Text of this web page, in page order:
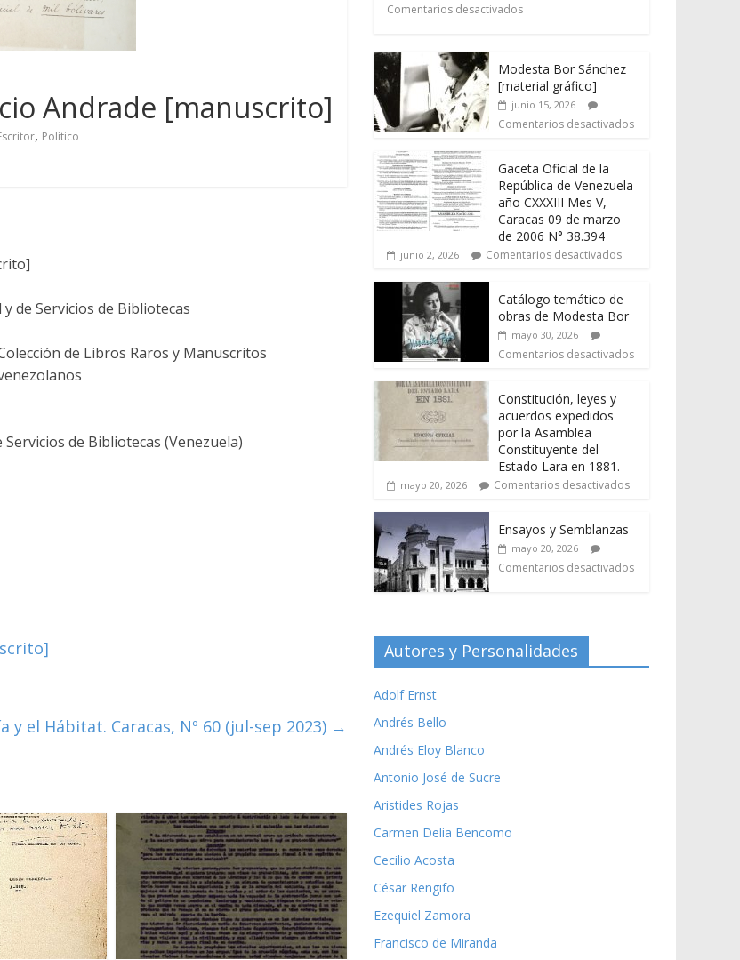
Andrade [manuscrito]
, Político
de Servicios de Bibliotecas
de Libros Raros y Manuscritos
de Bibliotecas (Venezuela)
el Hábitat. Caracas, Nº 60 (jul-sep 2023) →
Comentarios desactivados
Modesta Bor Sánchez
[material gráfico]
junio 15, 2026
Comentarios desactivados
Gaceta Oficial de la
República de Venezuela
año CXXXIII Mes V,
Caracas 09 de marzo
de 2006 N° 38.394
junio 2, 2026 Comentarios desactivados
Catálogo temático de
obras de Modesta Bor
mayo 30, 2026
Comentarios desactivados
Constitución, leyes y
acuerdos expedidos
por la Asamblea
Constituyente del
Estado Lara en 1881.
mayo 20, 2026 Comentarios desactivados
Ensayos y Semblanzas
mayo 20, 2026
Comentarios desactivados
Autores y Personalidades
Adolf Ernst
Andrés Bello
Andrés Eloy Blanco
Antonio José de Sucre
Aristides Rojas
Carmen Delia Bencomo
Cecilio Acosta
César Rengifo
Ezequiel Zamora
Francisco de Miranda